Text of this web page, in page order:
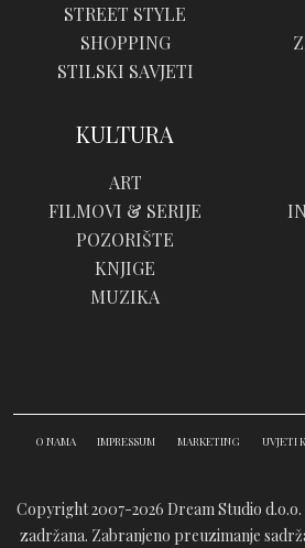
STREET STYLE
SHOPPING
STILSKI SAVJETI
KULTURA
ART
FILMOVI & SERIJE
POZORIŠTE
KNJIGE
MUZIKA
O NAMA IMPRESSUM MARKETING UVJETI
Copyright 2007-2026 Dream Studio d.o.o.
zadržana. Zabranjeno preuzimanje